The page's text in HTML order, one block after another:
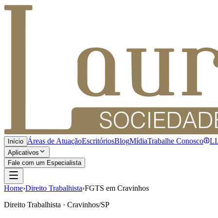
Início Áreas de AtuaçãoEscritóriosBlogMídiaTrabalhe Conosco
Aplicativos
Fale com um Especialista
Home›Direito Trabalhista›FGTS em Cravinhos
Direito Trabalhista · Cravinhos/SP